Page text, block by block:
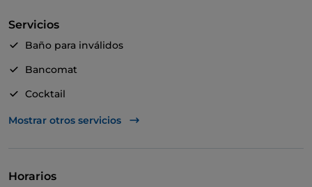
Servicios
Baño para inválidos
Bancomat
Cocktail
Mesas de exterior
Mostrar otros servicios
Horarios